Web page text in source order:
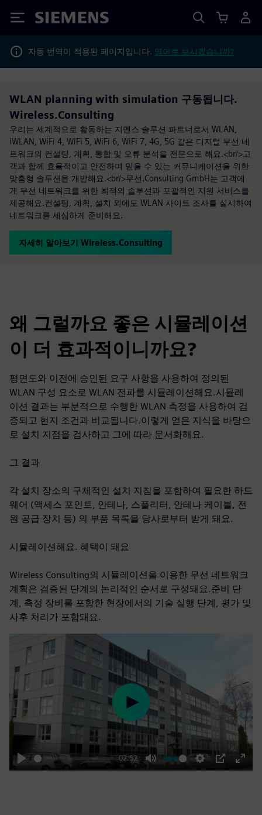
Siemens
자동 번역이 적용된 페이지입니다. 영어로 보시겠습니까?
WLAN planning with simulation 구동됩니다.
Wireless.Consulting
우리는 세계적으로 활동하는 지멘스 솔루션 파트너로서 WLAN,
iWLAN, WiFi 4, WiFi 5, WiFi 6, WiFi 7, 4G, 5G 같은 디지털 무선 네
트워크의 컨설팅, 계획, 통합 및 오류 분석을 전문으로 해요.<br/>고
객과 함께 효율적이고 안전하며 믿을 수 있는 커뮤니케이션을 위한
맞춤형 솔루션을 개발해요.<br/>무선.Consulting GmbH는 고객에
게 무선 네트워크를 위한 최적의 솔루션과 포괄적인 지원 서비스를
제공해요.컨설팅, 계획, 설치 외에도 WLAN 사이트 조사를 실시하여
네트워크를 세심하게 준비해요.
자세히 알아보기 Wireless.Consulting
왜 그럴까요 좋은 시뮬레이션
이 더 효과적이니까요?
평면도와 이전에 승인된 요구 사항을 사용하여 정의된
WLAN 구성 요소로 WLAN 전파를 시뮬레이션해요.시뮬레
이션 결과는 부분적으로 수행한 WLAN 측정을 사용하여 검
증되고 현지 조건과 비교됩니다.이렇게 얻은 지식을 바탕으
로 설치 지점을 검사하고 그에 따라 문서화해요.
그 결과
각 설치 장소의 구체적인 설치 지침을 포함하여 필요한 하드
웨어 (액세스 포인트, 안테나, 스플리터, 안테나 케이블, 전
원 공급 장치 등) 의 부품 목록을 당사로부터 받게 돼요.
시뮬레이션해요. 혜택이 돼요
Wireless Consulting의 시뮬레이션을 이용한 무선 네트워크
계획은 검증된 단계의 논리적인 순서로 구성돼요.준비 단
계, 측정 장비를 포함한 현장에서의 기술 실행 단계, 평가 및
사후 처리가 포함돼요.
Play
02:52
Mute Settings
PIP
Enter
Play